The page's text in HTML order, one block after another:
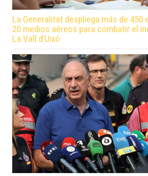
La Generalitat despliega más de 450
20 medios aéreos para combatir el
La Vall d’Uixó